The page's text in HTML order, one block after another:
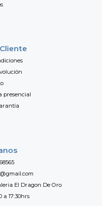
presencial
El Dragon De Oro
a 17:30hrs